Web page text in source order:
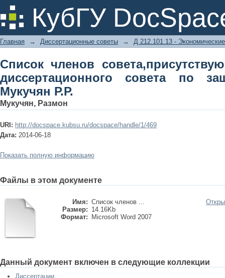
КубГУ
Список членов
совета по защите диссертации
Главная → Диссертационные советы → Д 212.101.13 -
Список членов
диссертационного совета по
Мукучян Р.Р.
Мукучян, Размон
URI: http://docspace.kubsu.ru/docspace/handle/1/469
Дата: 2014-06-18
Показать полную информацию
Файлы в этом документе
Имя: Список членов ...
Размер: 14.16Kb
Формат:
Microsoft Word 2007
Данный документ включен в следующие коллекции
Диссертации